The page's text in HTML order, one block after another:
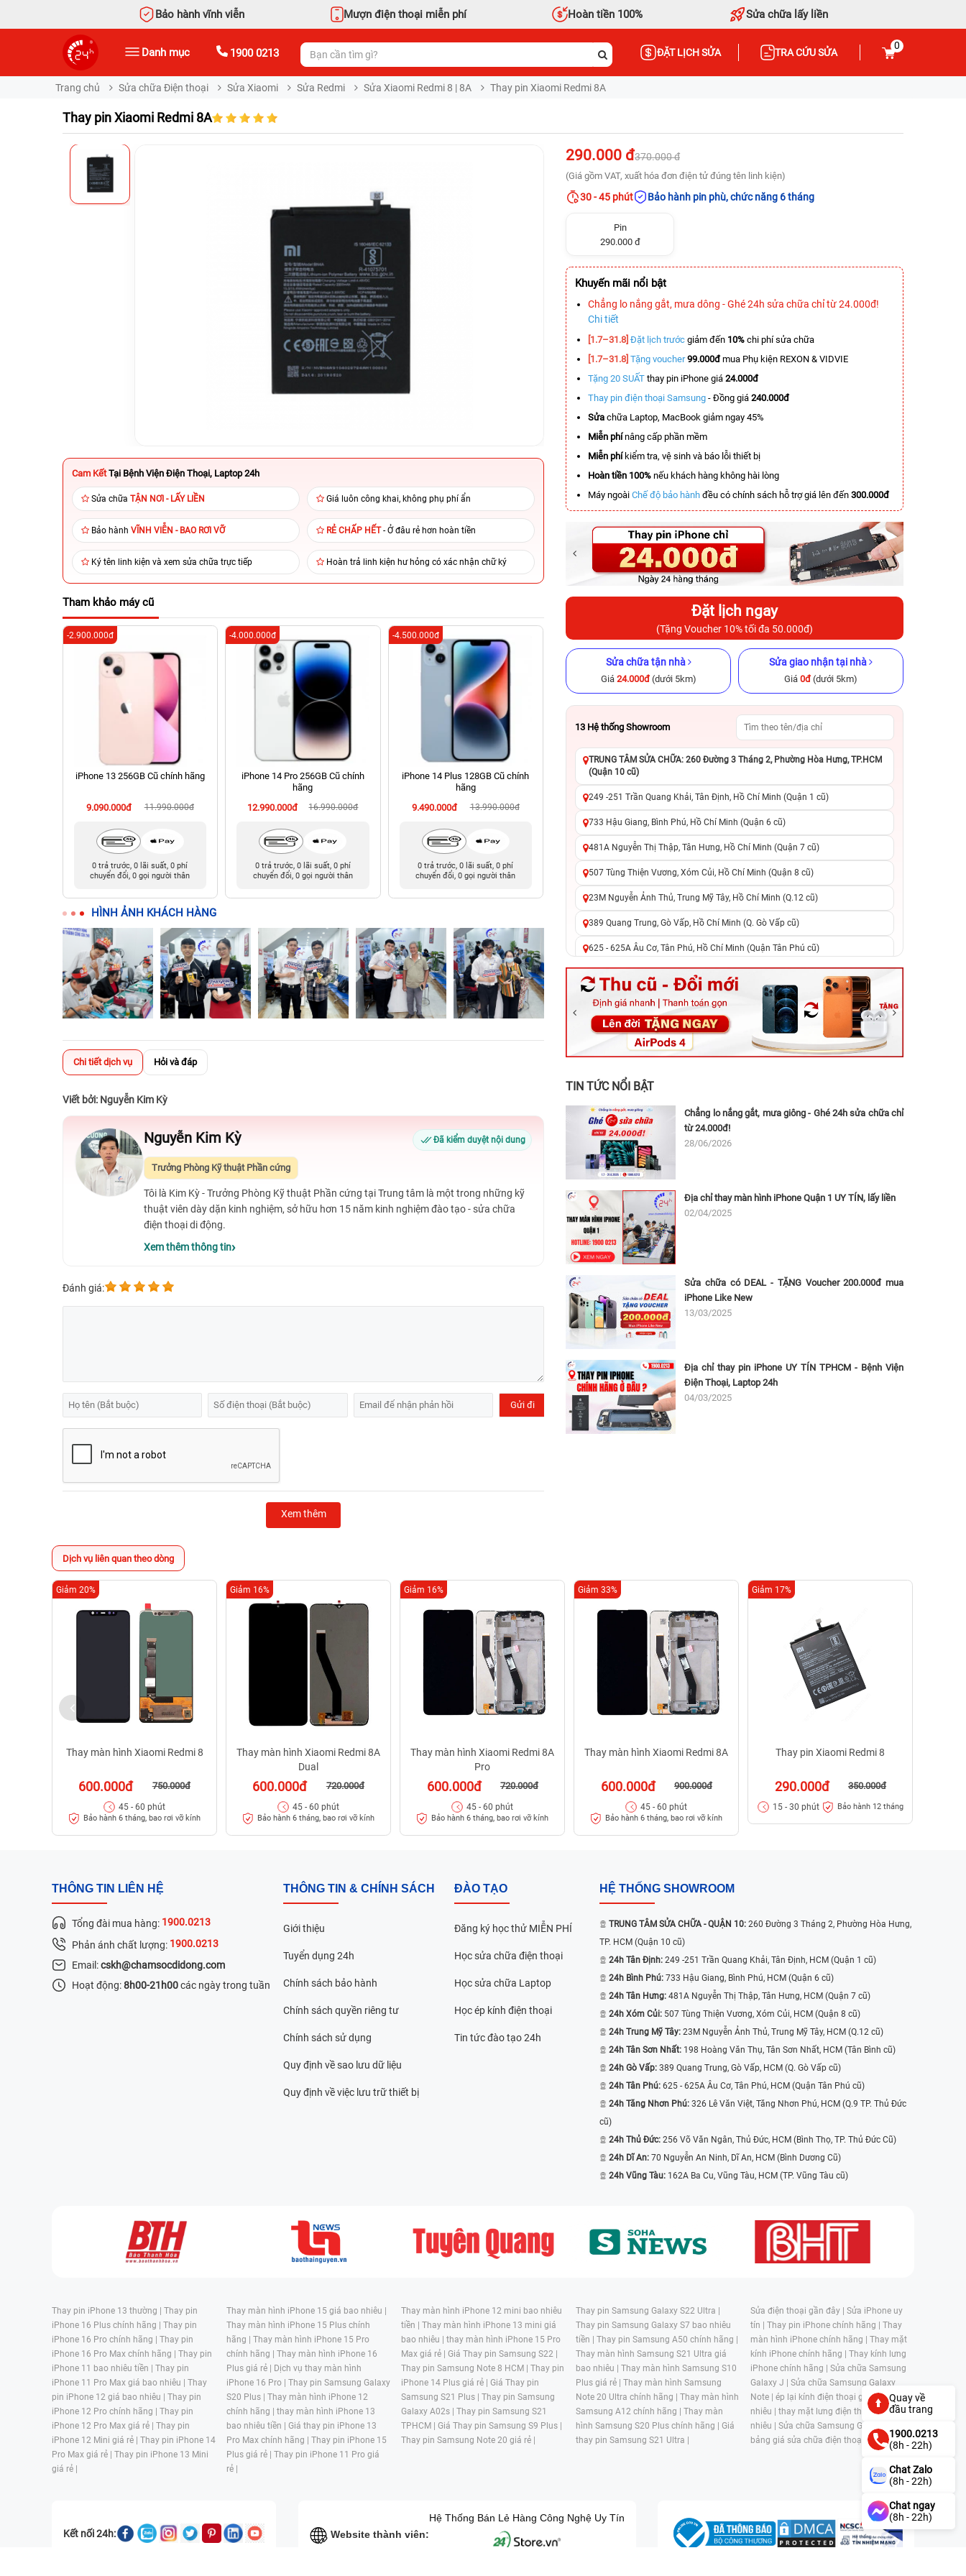
Bảo hành vĩnh viễn Mượn điện thoại miễn phí Hoàn tiền 100% Sửa chữa lấy liền
Danh mục 1900 0213 ĐẶT LỊCH SỬA TRA CỨU SỬA
0
Trang chủ Sửa chữa Điện thoại Sửa Xiaomi Sửa Redmi Sửa Xiaomi Redmi 8 | 8A Thay pin Xiaomi Redmi 8A
Thay pin Xiaomi Redmi 8A
Cam Kết Tại Bệnh Viện Điện Thoại, Laptop 24h
Sửa chữa TẬN NƠI - LẤY LIỀN Giá luôn công khai, không phụ phí ẩn
Bảo hành VĨNH VIỄN - BAO RƠI VỠ RẺ CHẤP HẾT- Ở đâu rẻ hơn hoàn tiền
Ký tên linh kiện và xem sửa chữa trực tiếp Hoàn trả linh kiện hư hỏng có xác nhận chữ ký
Tham khảo máy cũ
iPhone 13 256GB Cũ chính hãng
9.090.000đ 11.990.000đ
-2.900.000đ
0 trả trước, 0 lãi suất, 0 phí
chuyển đổi, 0 gọi người thân
iPhone 14 Pro 256GB Cũ chính
hãng
12.990.000đ
16.990.000đ
-4.000.000đ
0 trả trước, 0 lãi suất, 0 phí
chuyển đổi, 0 gọi người thân
iPhone 14 Plus 128GB Cũ chính
hãng
9.490.000đ
13.990.000đ
-4.500.000đ
0 trả trước, 0 lãi suất, 0 phí
chuyển đổi, 0 gọi người thân
iPhone 14 Pro Max 128GB cũ
chính hãng
13.990.000đ
19.990.000đ
-6.000.000đ
chuyển đổi, 0 gọi người thân
2.990.000đ 5.990.000đ
-3.000.000đ
chuyển đổi, 0 gọi người thân
-5.500.000đ
HÌNH ẢNH KHÁCH HÀNG
Chi tiết dịch vụ Hỏi và đáp
Viết bởi: Nguyễn Kim Kỳ
Nguyễn Kim Kỳ Đã kiểm duyệt nội dung
Trưởng Phòng Kỹ thuật Phần cứng
Tôi là Kim Kỳ - Trưởng Phòng Kỹ thuật Phần cứng tại Trung tâm là một trong những kỹ
thuật viên dày dặn kinh nghiệm, sở hữu hơn 15 năm kinh nghiệm đào tạo - sửa chữa
điện thoại di động.
Xem thêm thông tin
Đánh giá:
Xem thêm
290.000 đ370.000 đ
(Giá gồm VAT, xuất hóa đơn điện tử đúng tên linh kiện)
30 - 45 phút Bảo hành pin phù, chức năng 6 tháng
Pin
290.000 đ
Khuyến mãi nổi bật
Chẳng lo nắng gắt, mưa dông - Ghé 24h sửa chữa chỉ từ 24.000đ!
Chi tiết
[1.7–31.8] Đặt lịch trước giảm đến 10% chi phí sửa chữa
[1.7–31.8] Tặng voucher 99.000đmua Phụ kiện REXON & VIDVIE
Tặng 20 SUẤT thay pin iPhone giá 24.000đ
Thay pin điện thoại Samsung - Đồng giá 240.000đ
Sửa chữa Laptop, MacBook giảm ngay 45%
Miễn phínâng cấp phần mềm
Miễn phíkiểm tra, vệ sinh và báo lỗi thiết bị
Hoàn tiền 100% nếu khách hàng không hài lòng
Máy ngoài Chế độ bảo hành đều có chính sách hỗ trợ giá lên đến 300.000đ
Đặt lịch ngay
(Tặng Voucher 10% tối đa 50.000đ)
Sửa chữa tận nhà
Giá 24.000đ(dưới 5km)
Sửa giao nhận tại nhà
Giá 0đ(dưới 5km)
13 Hệ thống Showroom
TRUNG TÂM SỬA CHỮA: 260 Đường 3 Tháng 2, Phường Hòa Hưng, TP.HCM
(Quận 10 cũ)
249 -251 Trần Quang Khải, Tân Định, Hồ Chí Minh (Quận 1 cũ)
733 Hậu Giang, Bình Phú, Hồ Chí Minh (Quận 6 cũ)
481A Nguyễn Thị Thập, Tân Hưng, Hồ Chí Minh (Quận 7 cũ)
507 Tùng Thiện Vương, Xóm Củi, Hồ Chí Minh (Quận 8 cũ)
23M Nguyễn Ảnh Thủ, Trung Mỹ Tây, Hồ Chí Minh (Q.12 cũ)
389 Quang Trung, Gò Vấp, Hồ Chí Minh (Q. Gò Vấp cũ)
625 - 625A Âu Cơ, Tân Phú, Hồ Chí Minh (Quận Tân Phú cũ)
326 Lê Văn Việt, Tăng Nhơn Phú, Hồ Chí Minh (Q.9 TP. Thủ Đức cũ)
256 Võ Văn Ngân, Thủ Đức, Hồ Chí Minh (Bình Thọ, TP. Thủ Đức Cũ)
70 Nguyễn An Ninh, Dĩ An, Hồ Chí Minh (Bình Dương Cũ)
24h Vũng Tàu: 162A Ba Cu, Vũng Tàu, Hồ Chí Minh (TP. Vũng Tàu cũ)
TIN TỨC NỔI BẬT
Chẳng lo nắng gắt, mưa giông - Ghé 24h sửa chữa chỉ
từ 24.000đ!
28/06/2026
Địa chỉ thay màn hình iPhone Quận 1 UY TÍN, lấy liền
02/04/2025
Sửa chữa có DEAL - TẶNG Voucher 200.000đ mua
iPhone Like New
13/03/2025
Địa chỉ thay pin iPhone UY TÍN TPHCM - Bệnh Viện
Điện Thoại, Laptop 24h
04/03/2025
Dịch vụ liên quan theo dòng
Thay màn hình Xiaomi Redmi 8
600.000đ 750.000đ
Giảm 20%
45 - 60 phút
Bảo hành 6 tháng, bao rơi vỡ kính
Thay màn hình Xiaomi Redmi 8A
Dual
600.000đ 720.000đ
Giảm 16%
45 - 60 phút
Bảo hành 6 tháng, bao rơi vỡ kính
Thay màn hình Xiaomi Redmi 8A
Pro
600.000đ 720.000đ
Giảm 16%
45 - 60 phút
Bảo hành 6 tháng, bao rơi vỡ kính
Thay màn hình Xiaomi Redmi 8A
600.000đ 900.000đ
Giảm 33%
45 - 60 phút
Bảo hành 6 tháng, bao rơi vỡ kính
Thay pin Xiaomi Redmi 8
290.000đ 350.000đ
Giảm 17%
15 - 30 phút Bảo hành 12 tháng
THÔNG TIN LIÊN HỆ
Tổng đài mua hàng: 1900.0213
Phản ánh chất lượng: 1900.0213
Email:cskh@chamsocdidong.com
Hoạt động:8h00-21h00các ngày trong tuần
THÔNG TIN & CHÍNH SÁCH
Giới thiệu
Tuyển dụng 24h
Chính sách bảo hành
Chính sách quyền riêng tư
Chính sách sử dụng
Quy định về sao lưu dữ liệu
Quy định về việc lưu trữ thiết bị
ĐÀO TẠO
Đăng ký học thử MIỄN PHÍ
Học sửa chữa điện thoại
Học sửa chữa Laptop
Học ép kính điện thoại
Tin tức đào tạo 24h
HỆ THỐNG SHOWROOM
TRUNG TÂM SỬA CHỮA - QUẬN 10: 260 Đường 3 Tháng 2, Phường Hòa Hưng,
TP. HCM (Quận 10 cũ)
24h Tân Định: 249 -251 Trần Quang Khải, Tân Định, HCM (Quận 1 cũ)
24h Bình Phú: 733 Hậu Giang, Bình Phú, HCM (Quận 6 cũ)
24h Tân Hưng: 481A Nguyễn Thị Thập, Tân Hưng, HCM (Quận 7 cũ)
24h Xóm Củi: 507 Tùng Thiện Vương, Xóm Củi, HCM (Quận 8 cũ)
24h Trung Mỹ Tây: 23M Nguyễn Ảnh Thủ, Trung Mỹ Tây, HCM (Q.12 cũ)
24h Tân Sơn Nhất: 198 Hoàng Văn Thụ, Tân Sơn Nhất, HCM (Tân Bình cũ)
24h Gò Vấp: 389 Quang Trung, Gò Vấp, HCM (Q. Gò Vấp cũ)
24h Tân Phú: 625 - 625A Âu Cơ, Tân Phú, HCM (Quận Tân Phú cũ)
24h Tăng Nhơn Phú: 326 Lê Văn Việt, Tăng Nhơn Phú, HCM (Q.9 TP. Thủ Đức
cũ)
24h Thủ Đức: 256 Võ Văn Ngân, Thủ Đức, HCM (Bình Thọ, TP. Thủ Đức Cũ)
24h Dĩ An: 70 Nguyễn An Ninh, Dĩ An, HCM (Bình Dương Cũ)
24h Vũng Tàu: 162A Ba Cu, Vũng Tàu, HCM (TP. Vũng Tàu cũ)
Thay pin iPhone 13 thường | Thay pin
iPhone 16 Plus chính hãng | Thay pin
iPhone 16 Pro chính hãng | Thay pin
iPhone 16 Pro Max chính hãng | Thay pin
iPhone 11 bao nhiêu tiền | Thay pin
iPhone 11 Pro Max giá bao nhiêu | Thay
pin iPhone 12 giá bao nhiêu | Thay pin
iPhone 12 Pro chính hãng | Thay pin
iPhone 12 Pro Max giá rẻ | Thay pin
iPhone 12 Mini giá rẻ | Thay pin iPhone 14
Pro Max giá rẻ | Thay pin iPhone 13 Mini
giá rẻ |
Thay màn hình iPhone 15 giá bao nhiêu |
Thay màn hình iPhone 15 Plus chính
hãng | Thay màn hình iPhone 15 Pro
chính hãng | Thay màn hình iPhone 16
Plus giá rẻ | Dịch vụ thay màn hình
iPhone 16 Pro | Thay pin Samsung Galaxy
S20 Plus | Thay màn hình iPhone 12
chính hãng | thay màn hình iPhone 13
bao nhiêu tiền | Giá thay pin iPhone 13
Pro Max chính hãng | Thay pin iPhone 15
Plus giá rẻ | Thay pin iPhone 11 Pro giá
rẻ |
Thay màn hình iPhone 12 mini bao nhiêu
tiền | Thay màn hình iPhone 13 mini giá
bao nhiêu | thay màn hình iPhone 15 Pro
Max giá rẻ | Giá Thay pin Samsung S22 |
Thay pin Samsung Note 8 HCM | Thay pin
iPhone 14 Plus giá rẻ | Giá Thay pin
Samsung S21 Plus | Thay pin Samsung
Galaxy A02s | Thay pin Samsung S21
TPHCM | Giá Thay pin Samsung S9 Plus |
Thay pin Samsung Note 20 giá rẻ |
Thay pin Samsung Galaxy S22 Ultra |
Thay pin Samsung Galaxy S7 bao nhiêu
tiền | Thay pin Samsung A50 chính hãng |
Thay màn hình Samsung S21 Ultra giá
bao nhiêu | Thay màn hình Samsung S10
Plus giá rẻ | Thay màn hình Samsung
Note 20 Ultra chính hãng | Thay màn hình
Samsung A12 chính hãng | Thay màn
hình Samsung S20 Plus chính hãng | Giá
thay pin Samsung S21 Ultra |
Sửa điện thoại gần đây | Sửa iPhone uy
tín | Thay pin iPhone chính hãng | Thay
màn hình iPhone chính hãng | Thay mặt
kính iPhone chính hãng | Thay kính lưng
iPhone chính hãng | Sửa chữa Samsung
Galaxy J | Sửa chữa Samsung Galaxy
Note | ép lại kính điện thoại giá bao
nhiêu | thay mặt lưng điện thoại giá bao
nhiêu | Sửa chữa Samsung Galaxy S |
bảng giá sửa chữa điện thoại samsung |
Kết nối 24h: Website thành viên:
Hệ Thống Bán Lẻ Hàng Công Nghệ Uy Tín
Quay về
đầu trang
1900.0213
(8h - 22h)
Chat Zalo
(8h - 22h)
Chat ngay
(8h - 22h)